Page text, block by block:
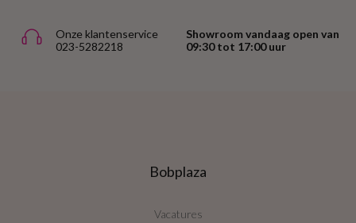
Onze klantenservice
023-5282218
Showroom vandaag open van
09:30 tot 17:00 uur
Bobplaza
Vacatures